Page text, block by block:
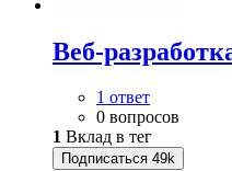
Веб-
1 ответ
0 вопросов
1 Вклад в тег
Подписаться 49k